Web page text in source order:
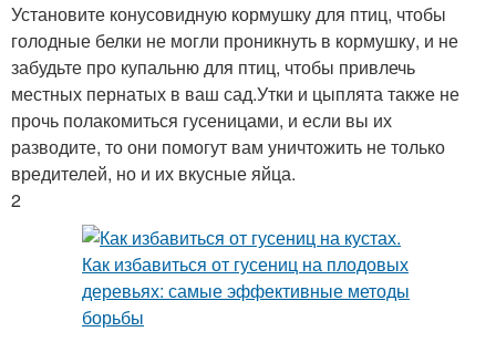
Установите конусовидную кормушку для птиц, чтобы
голодные белки не могли проникнуть в кормушку, и не
забудьте про купальню для птиц, чтобы привлечь
местных пернатых в ваш сад.Утки и цыплята также не
прочь полакомиться гусеницами, и если вы их
разводите, то они помогут вам уничтожить не только
вредителей, но и их вкусные яйца.
2